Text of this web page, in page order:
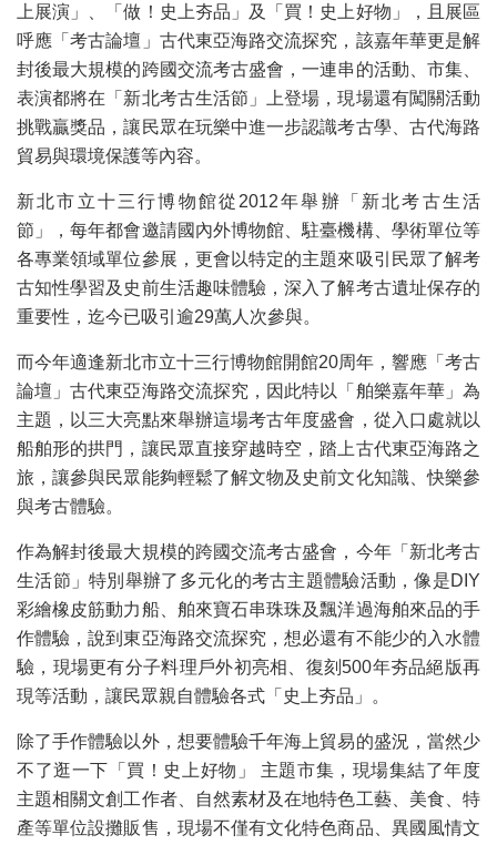
上展演」、「做！史上夯品」及「買！史上好物」，且展區
呼應「考古論壇」古代東亞海路交流探究，該嘉年華更是解
封後最大規模的跨國交流考古盛會，一連串的活動、市集、
表演都將在「新北考古生活節」上登場，現場還有闖關活動
挑戰贏獎品，讓民眾在玩樂中進一步認識考古學、古代海路
貿易與環境保護等內容。
新北市立十三行博物館從2012年舉辦「新北考古生活
節」，每年都會邀請國內外博物館、駐臺機構、學術單位等
各專業領域單位參展，更會以特定的主題來吸引民眾了解考
古知性學習及史前生活趣味體驗，深入了解考古遺址保存的
重要性，迄今已吸引逾29萬人次參與。
而今年適逢新北市立十三行博物館開館20周年，響應「考古
論壇」古代東亞海路交流探究，因此特以「舶樂嘉年華」為
主題，以三大亮點來舉辦這場考古年度盛會，從入口處就以
船舶形的拱門，讓民眾直接穿越時空，踏上古代東亞海路之
旅，讓參與民眾能夠輕鬆了解文物及史前文化知識、快樂參
與考古體驗。
作為解封後最大規模的跨國交流考古盛會，今年「新北考古
生活節」特別舉辦了多元化的考古主題體驗活動，像是DIY
彩繪橡皮筋動力船、舶來寶石串珠珠及飄洋過海舶來品的手
作體驗，說到東亞海路交流探究，想必還有不能少的入水體
驗，現場更有分子料理戶外初亮相、復刻500年夯品絕版再
現等活動，讓民眾親自體驗各式「史上夯品」。
除了手作體驗以外，想要體驗千年海上貿易的盛況，當然少
不了逛一下「買！史上好物」 主題市集，現場集結了年度
主題相關文創工作者、自然素材及在地特色工藝、美食、特
產等單位設攤販售，現場不僅有文化特色商品、異國風情文